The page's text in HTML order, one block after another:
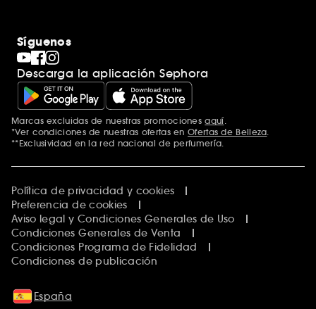
Síguenos
Descarga la aplicación Sephora
Marcas excluidas de nuestras promocionesaquí
*Ver condiciones de nuestras ofertas en Ofertas de Belleza
**Exclusividad en la red nacional de perfumería.
Política de privacidad y cookies
Preferencia de cookies
Aviso legal y Condiciones Generales de Uso
Condiciones Generales de Venta
Condiciones Programa de Fidelidad
Condiciones de publicación
España